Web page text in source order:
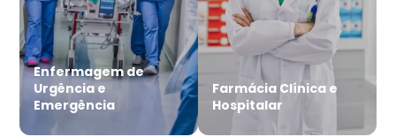
Enfermagem de
Urgência e
Emergência
Farmácia Clínica e
Hospitalar